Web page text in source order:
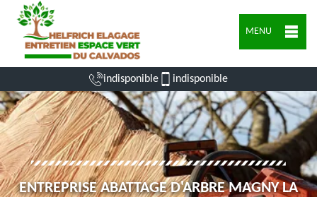
MENU
indisponible indisponible
ENTREPRISE ABATTAGE D'ARBRE MAGNY LA